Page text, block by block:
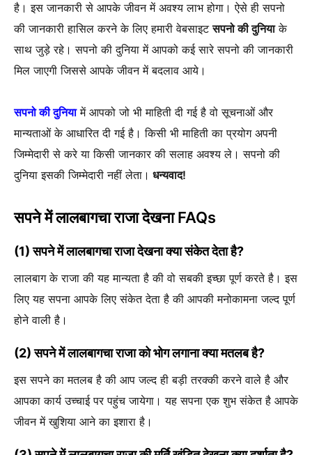
है। इस जानकारी से आपके जीवन में अवश्य लाभ होगा। ऐसे ही सपनो
की जानकारी हासिल करने के लिए हमारी वेबसाइटसपनो की दुनियाके
साथ जुड़े रहे। सपनो की दुनिया में आपको कई सारे सपनो की जानकारी
मिल जाएगी जिससे आपके जीवन में बदलाव आये।
सपनो की दुनियामें आपको जो भी माहिती दी गई है वो सूचनाओं और
मान्यताओं के आधारित दी गई है। किसी भी माहिती का प्रयोग अपनी
जिम्मेदारी से करे या किसी जानकार की सलाह अवश्य ले। सपनो की
दुनिया इसकी जिम्मेदारी नहीं लेता। धन्यवाद!
सपने में लालबागचा राजा देखना FAQs
(1) सपने में लालबागचा राजा देखना क्या संकेत देता है?
लालबाग के राजा की यह मान्यता है की वो सबकी इच्छा पूर्ण करते है। इस
लिए यह सपना आपके लिए संकेत देता है की आपकी मनोकामना जल्द पूर्ण
होने वाली है।
(2) सपने में लालबागचा राजा को भोग लगाना क्या मतलब है?
इस सपने का मतलब है की आप जल्द ही बड़ी तरक्की करने वाले है और
आपका कार्य उच्चाई पर पहुंच जायेगा। यह सपना एक शुभ संकेत है आपके
जीवन में खुशिया आने का इशारा है।